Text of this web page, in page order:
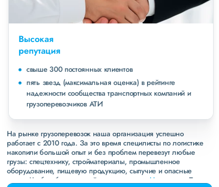
Высокая
репутация
свыше 300 постоянных клиентов
пять звезд (максимальная оценка) в рейтинге
надежности сообщества транспортных компаний и
грузоперевозчиков АТИ
На рынке грузоперевозок наша организация успешно
работает с 2010 года. За это время специлисты по логистике
накопили большой опыт и без проблем перевезут любые
грузы: спецтехнику, стройматериалы, промышленное
оборудование, пищевую продукцию, сыпучие и опасные
грузы. Чтобы убедиться зайдите в раздел
«Наш опыт»
. Там